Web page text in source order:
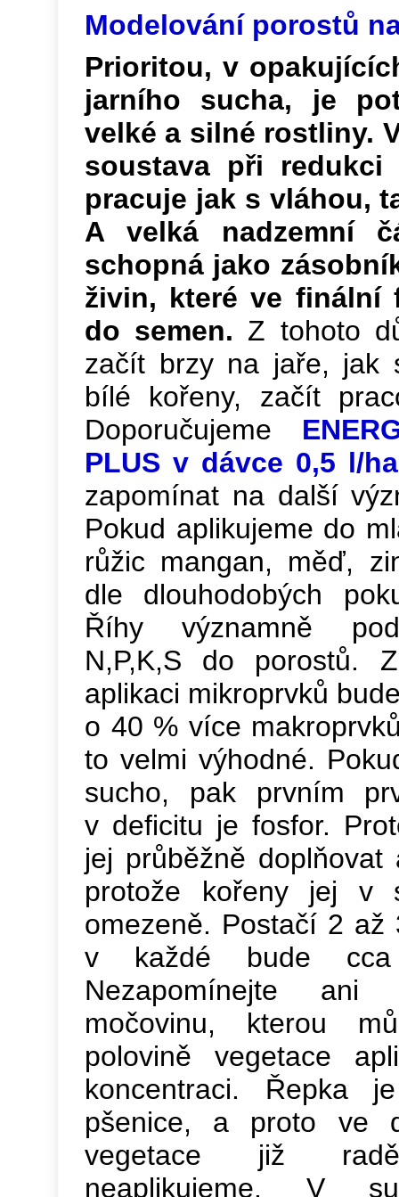
Modelování porostů
Prioritou, v
jarního sucha, je
velké a silné rostliny.
soustava při
pracuje jak s vláhou,
A velká nadzemní
schopná jako
živin, které ve finální
do semen. Z tohoto
začít brzy na jaře, jak
bílé kořeny, začít
Doporučujeme
PLUS v dávce 0,5 l/
zapomínat na další
Pokud aplikujeme do
růžic mangan, měď,
dle dlouhodobých
Říhy významně
N,P,K,S do porostů.
aplikaci mikroprvků
o 40 % více
to velmi výhodné.
sucho, pak prvním
v deficitu je fosfor.
jej průběžně
protože kořeny jej v
omezeně. Postačí 2 až
v každé bude
Nezapomínejte ani
močovinu, kterou
polovině vegetace
koncentraci. Řepka
pšenice, a proto ve
vegetace již
neaplikujeme. V